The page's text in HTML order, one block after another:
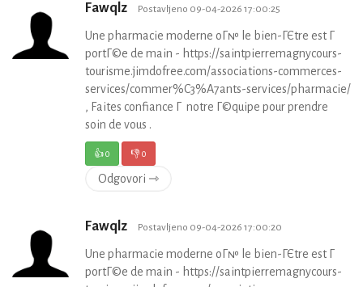
Fawqlz Postavljeno 09-04-2026 17:00:25
Une pharmacie moderne oГ№ le bien-ГЄtre est Г
portГ©e de main - https://saintpierremagnycours-
tourisme.jimdofree.com/associations-commerces-
services/commer%C3%A7ants-services/pharmacie/
, Faites confiance Г notre Г©quipe pour prendre
soin de vous .
👍0 👎0
Odgovori ⇾
Fawqlz Postavljeno 09-04-2026 17:00:20
Une pharmacie moderne oГ№ le bien-ГЄtre est Г
portГ©e de main - https://saintpierremagnycours-